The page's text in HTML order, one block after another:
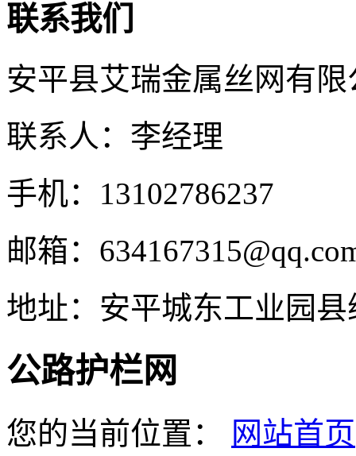
联系我们
安平县艾瑞金属丝网有限
联系人：李经理
手机：13102786237
邮箱：
地址：安平城东工业园县
公路护栏网
您的当前位置： 网站首页